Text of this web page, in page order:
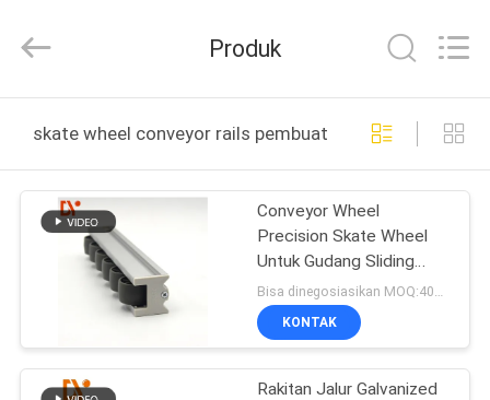
PRODUK
TENTANG
TUR
Reserved.
Produk
skate wheel conveyor rails pembuatan online
Conveyor Wheel
Precision Skate Wheel
Untuk Gudang Sliding
FIFO Rack
Bisa dinegosiasikan MOQ:400 meter
KONTAK
Rakitan Jalur Galvanized